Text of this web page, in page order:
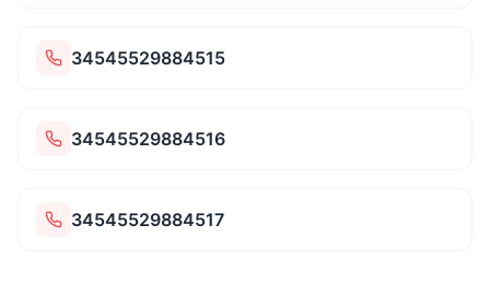
34545529884515
34545529884516
34545529884517